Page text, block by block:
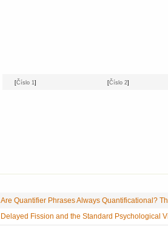
[Číslo 1] [Číslo 2]
Are Quantifier Phrases Always Quantificational?
Delayed Fission and the Standard Psychological